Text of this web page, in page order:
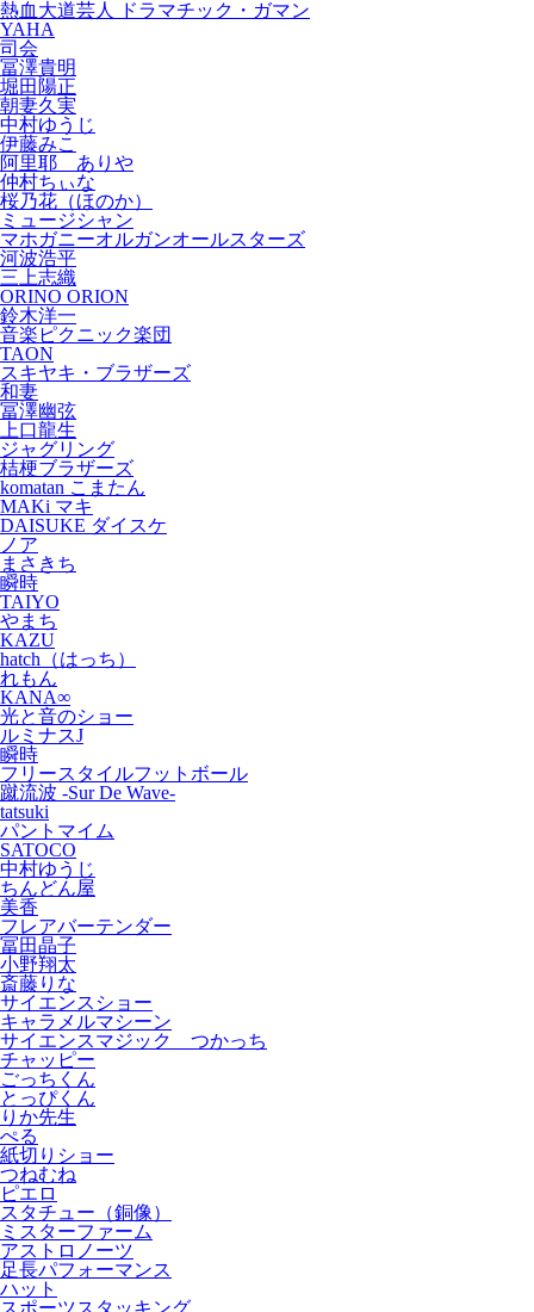
熱血大道芸人 ドラマチック・ガマン
YAHA
司会
冨澤貴明
堀田陽正
朝妻久実
中村ゆうじ
伊藤みこ
阿里耶 ありや
仲村ちぃな
桜乃花（ほのか）
ミュージシャン
マホガニーオルガンオールスターズ
河波浩平
三上志織
ORINO ORION
鈴木洋一
音楽ピクニック楽団
TAON
スキヤキ・ブラザーズ
和妻
冨澤幽弦
上口龍生
ジャグリング
桔梗ブラザーズ
komatan こまたん
MAKi マキ
DAISUKE ダイスケ
ノア
まさきち
瞬時
TAIYO
やまち
KAZU
hatch（はっち）
れもん
KANA∞
光と音のショー
ルミナスJ
瞬時
フリースタイルフットボール
蹴流波 -Sur De Wave-
tatsuki
パントマイム
SATOCO
中村ゆうじ
ちんどん屋
美香
フレアバーテンダー
冨田晶子
小野翔太
斎藤りな
サイエンスショー
キャラメルマシーン
サイエンスマジック つかっち
チャッピー
ごっちくん
とっぴくん
りか先生
ぺる
紙切りショー
つねむね
ピエロ
スタチュー（銅像）
ミスターファーム
アストロノーツ
足長パフォーマンス
ハット